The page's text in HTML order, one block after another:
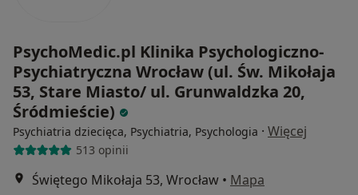
PsychoMedic.pl Klinika Psychologiczno-
Psychiatryczna Wrocław (ul. Św. Mikołaja
53, Stare Miasto/ ul. Grunwaldzka 20,
Śródmieście)
Psychiatria dziecięca, Psychiatria, Psychologia · Więcej
513 opinii
Świętego Mikołaja 53, Wrocław • Mapa